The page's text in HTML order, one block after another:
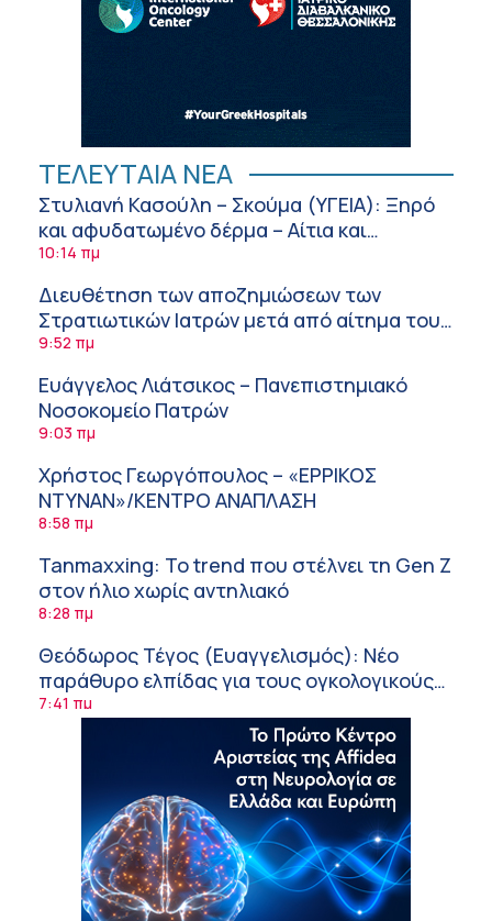
ΤΕΛΕΥΤΑΙΑ ΝΕΑ
Στυλιανή Κασούλη – Σκούμα (ΥΓΕΙΑ): Ξηρό
και αφυδατωμένο δέρμα – Αίτια και
αντιμετώπιση
10:14 πμ
Διευθέτηση των αποζημιώσεων των
Στρατιωτικών Ιατρών μετά από αίτημα του
ΙΣΑ
9:52 πμ
Ευάγγελος Λιάτσικος – Πανεπιστημιακό
Νοσοκομείο Πατρών
9:03 πμ
Χρήστος Γεωργόπουλος – «ΕΡΡΙΚΟΣ
ΝΤΥΝΑΝ»/ΚΕΝΤΡΟ ΑΝΑΠΛΑΣΗ
8:58 πμ
Tanmaxxing: To trend που στέλνει τη Gen Z
στον ήλιο χωρίς αντηλιακό
8:28 πμ
Θεόδωρος Τέγος (Ευαγγελισμός): Νέο
παράθυρο ελπίδας για τους ογκολογικούς
ασθενείς μέσω κλινικών δοκιμών
7:41 πμ
Ασφάλεια στο νερό: 8 χρήσιμες οδηγίες
από τον Ελληνικό Ερυθρό Σταυρό
Μαρίνα Ραυτοπούλου (ΙΑΤΡΙΚΟ ΚΕΝΤΡΟ):
Εκπαίδευση στον διαβήτη – Ένας πυλώνας
της σύγχρονης φροντίδας
6:56 πμ